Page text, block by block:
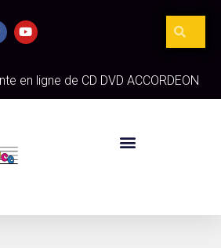
en ligne de CD DVD ACCORDEON